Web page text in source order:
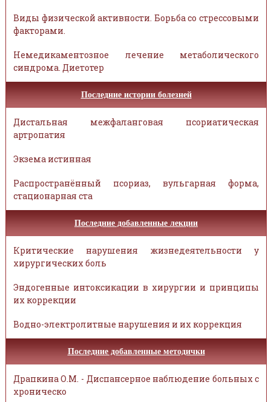
Виды физической активности. Борьба со стрессовыми
факторами.
Немедикаментозное лечение метаболического
синдрома. Диетотер
Последние истории болезней
Дистальная межфаланговая псориатическая
артропатия
Экзема истинная
Распространённый псориаз, вульгарная форма,
стационарная ста
Последние добавленные лекции
Критические нарушения жизнедеятельности у
хирургических боль
Эндогенные интоксикации в хирургии и принципы
их коррекции
Водно-электролитные нарушения и их коррекция
Последние добавленные методички
Драпкина О.М. - Диспансерное наблюдение больных с
хроническо